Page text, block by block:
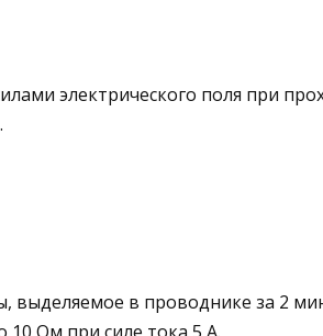
электрического поля при
выделяемое в провод­нике за 2